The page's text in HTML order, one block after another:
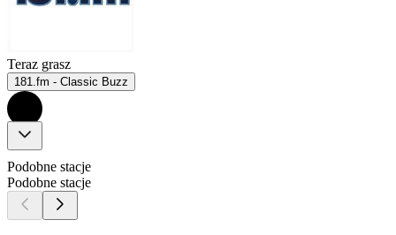
Teraz grasz
181.fm - Classic Buzz
Podobne stacje
Podobne stacje